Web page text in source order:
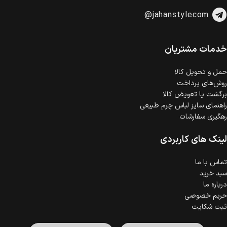
خرید اقساطی با شرایط آسان و بدون ضامن امکان‌پذیر
است.
گارانتی معتبر برای تمامی محصولات ارائه می‌شود.
@jahanstylecom
خدمات مشتریان
حمل‌ و تحویل کالا
روش‌های پرداخت
برگشت یا تعویض کالا
راهنمای سایز لباس چرم طبیعی
رهگیری سفارشات
لینک های کاربردی
تماس با ما
سبد خرید
درباره ما
حریم خصوصی
ثبت شکایت